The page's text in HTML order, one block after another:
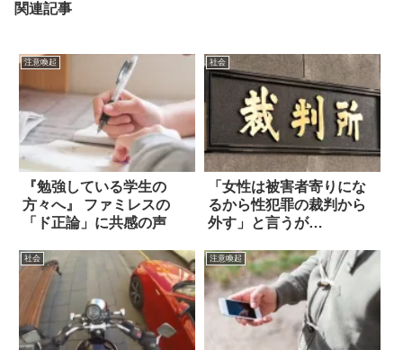
関連記事
注意喚起
『勉強している学生の
方々へ』 ファミレスの
「ド正論」に共感の声
社会
「女性は被害者寄りにな
るから性犯罪の裁判から
外す」と言うが…
社会 注意喚起